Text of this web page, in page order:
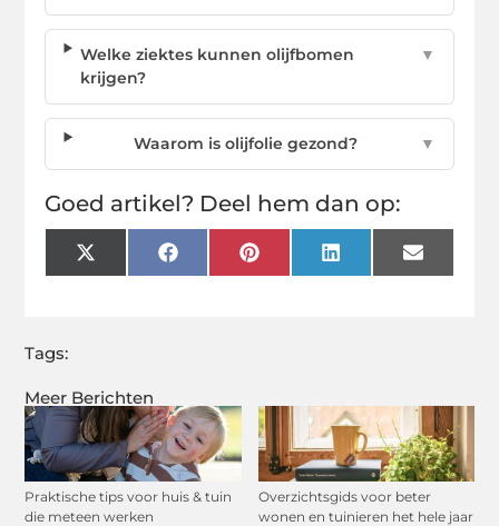
Meer Berichten
Praktische tips voor huis & tuin
die meteen werken
Overzichtsgids voor beter
wonen en tuinieren het hele jaar
Welke ziektes kunnen olijfbomen
krijgen?
▼
Waarom is olijfolie gezond? ▼
Goed artikel? Deel hem dan op:
X
(Twitter)
FacebookPinterest LinkedIn Email
Tags: